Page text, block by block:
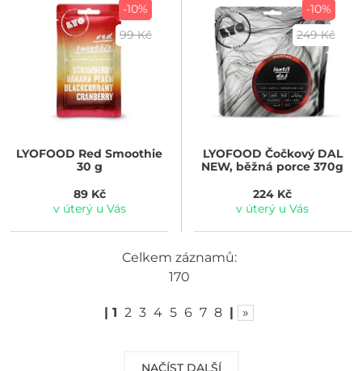
-10%
99 Kč
LYOFOOD Red Smoothie
30 g
89 Kč
v úterý u Vás
-10%
249 Kč
LYOFOOD Čočkový DAL
NEW, běžná porce 370g
224 Kč
v úterý u Vás
NAČÍST DALŠÍ
Celkem záznamů:
170
| 1 2 3 4 5 6 7 8 | »